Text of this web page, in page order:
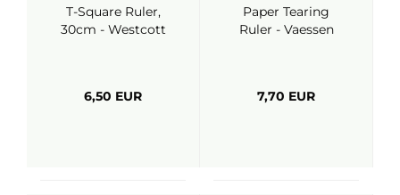
T-Square Ruler,
30cm - Westcott
6,50 EUR
Paper Tearing
Ruler - Vaessen
7,70 EUR